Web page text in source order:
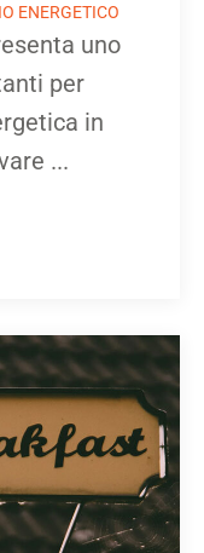
ENERGETICO
uno
per
in
...